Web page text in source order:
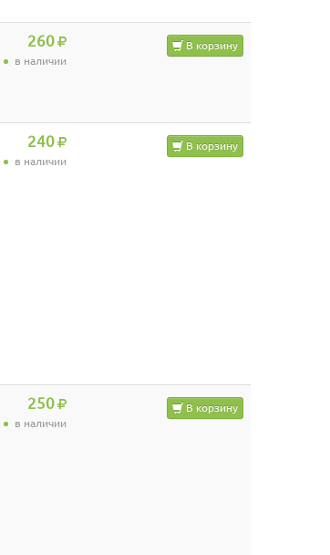
260
в наличии
В корзину
240
в наличии
В корзину
250
в наличии
В корзину